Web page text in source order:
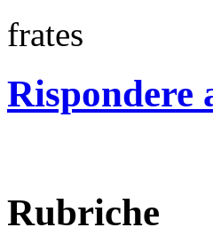
frates
Rispondere
Rubriche